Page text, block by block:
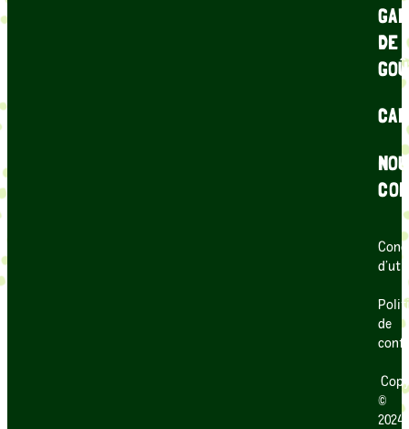
DE
de
©